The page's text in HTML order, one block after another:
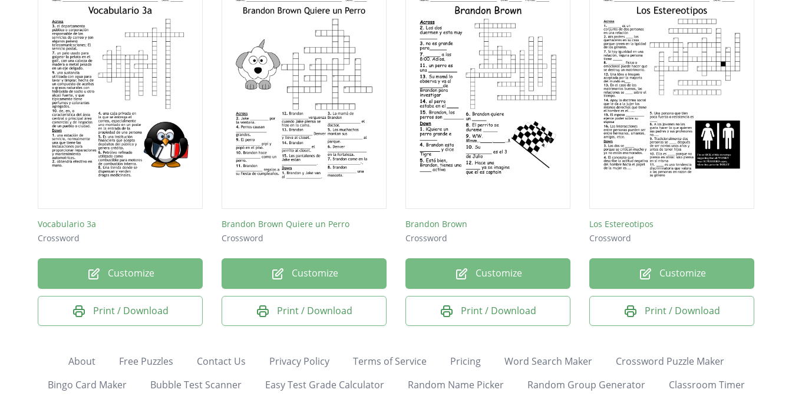
Vocabulario 3a
Crossword
Customize
Print / Download
Brandon Brown Quiere un Perro
Crossword
Customize
Print / Download
Brandon Brown
Crossword
Customize
Print / Download
Los Estereotipos
Crossword
Customize
Print / Download
About Free Puzzles Contact Us Privacy Policy Terms of Service Pricing Word Search Maker
Crossword Puzzle Maker
Bingo Card Maker
Bubble Test Scanner Easy Test Grade Calculator Random Name Picker Random Group Generator Classroom Timer